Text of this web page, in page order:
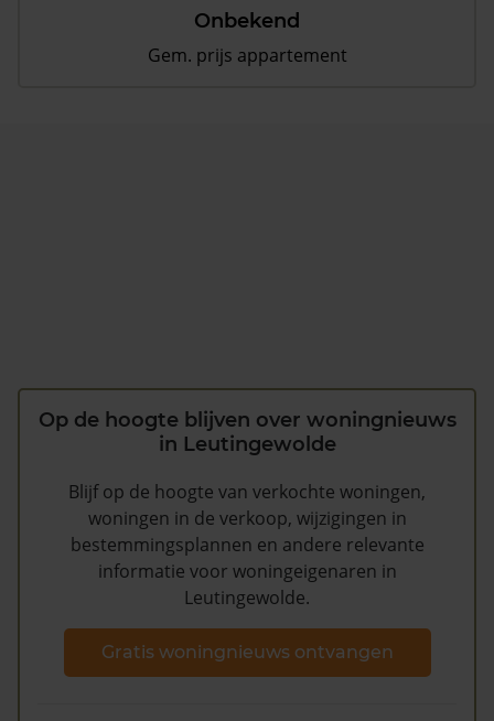
Onbekend
Gem. prijs appartement
Op de hoogte blijven over woningnieuws
in Leutingewolde
Blijf op de hoogte van verkochte woningen,
woningen in de verkoop, wijzigingen in
bestemmingsplannen en andere relevante
informatie voor woningeigenaren in
Leutingewolde.
Gratis woningnieuws ontvangen